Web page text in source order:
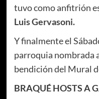
tuvo como anfitrión
Luis Gervasoni.
Y finalmente el
parroquia nombrada
bendición del Mural
BRAQUÉ HOSTS A